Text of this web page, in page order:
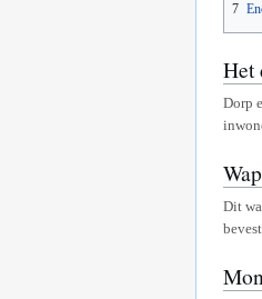
7
Het
Dorp
Dit